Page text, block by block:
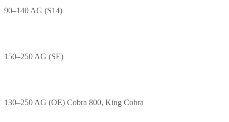
90–140 AG (S14)
150–250 AG (SE)
130–250 AG (OE) Cobra 800, King Cobra